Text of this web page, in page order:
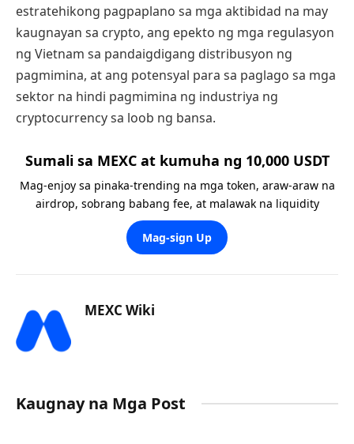
estratehikong pagpaplano sa mga aktibidad na may
kaugnayan sa crypto, ang epekto ng mga regulasyon
ng Vietnam sa pandaigdigang distribusyon ng
pagmimina, at ang potensyal para sa paglago sa mga
sektor na hindi pagmimina ng industriya ng
cryptocurrency sa loob ng bansa.
Sumali sa MEXC at kumuha ng 10,000 USDT
Mag-enjoy sa pinaka-trending na mga token, araw-araw na
airdrop, sobrang babang fee, at malawak na liquidity
Mag-sign Up
MEXC Wiki
Kaugnay na Mga Post